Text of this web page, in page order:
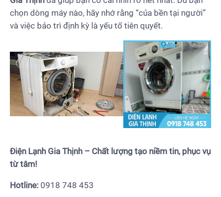
chọn dòng máy nào, hãy nhớ rằng “của bền tại người”
và việc bảo trì định kỳ là yếu tố tiên quyết.
Điện Lạnh Gia Thịnh – Chất lượng tạo niềm tin, phục vụ
từ tâm!
Hotline: 0918 748 453